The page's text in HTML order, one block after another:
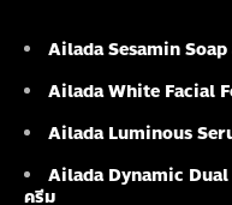
Ailada Sesamin Soap
Ailada White Facial
Ailada Luminous
Ailada Dynamic Dual
ครีม